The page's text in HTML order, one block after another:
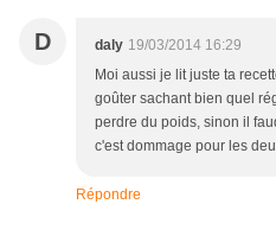
D daly 19/03/2014 16:29
Moi aussi je lit juste ta
goûter sachant bien quel
perdre du poids, sinon il
c'est dommage pour les
Répondre